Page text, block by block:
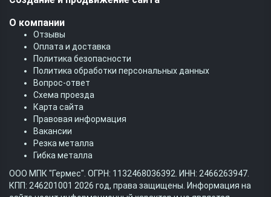
О компании
Отзывы
Оплата и доставка
Политика безопасности
Политика обработки персональных данных
Вопрос-ответ
Схема проезда
Карта сайта
Правовая информация
Вакансии
Резка металла
Гибка металла
ООО МПК "Гермес". ОГРН: 1132468036392. ИНН: 2466263947.
КПП: 246201001 2026 год, права защищены. Информация на